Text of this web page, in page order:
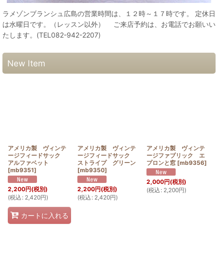
ラメゾンブランシュ広島の営業時間は、１２時～１７時です。 定休日
は水曜日です。（レッスン以外） ご来店予約は、お電話でお願いい
たします。(TEL082-942-2207)
New Item
アメリカ製 ヴィンテ
ージフィードサック
アルファベット
[mb9351]
2,200円(税別)
(税込 : 2,420円)
カートに入れる
アメリカ製 ヴィンテ
ージフィードサック
ストライプ グリーン
[mb9350]
2,200円(税別)
(税込 : 2,420円)
アメリカ製 ヴィンテ
ージファブリック エ
プロンと窓 [mb9356]
2,000円(税別)
(税込 : 2,200円)